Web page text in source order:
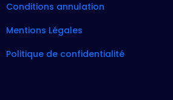
Conditions annulation
Mentions Légales
Politique de confidentialité